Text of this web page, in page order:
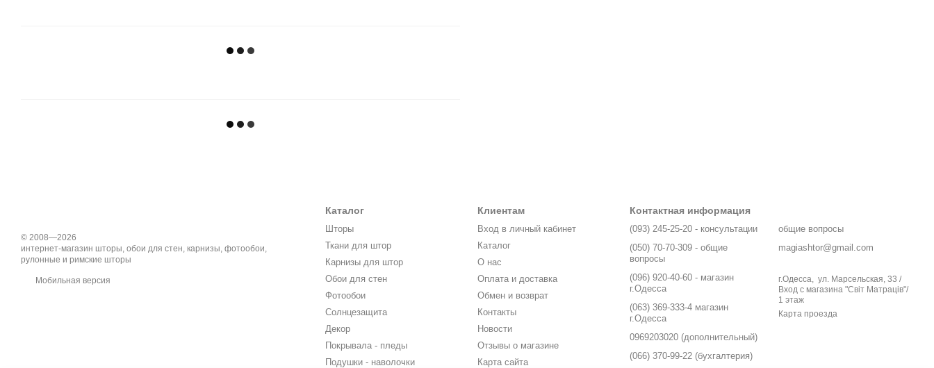
© 2008—2026
интернет-магазин шторы, обои для стен, карнизы, фотообои,
рулонные и римские шторы
Мобильная версия
Каталог
Шторы
Ткани для штор
Карнизы для штор
Обои для стен
Фотообои
Солнцезащита
Декор
Покрывала - пледы
Подушки - наволочки
Клиентам
Вход в личный кабинет
Каталог
О нас
Оплата и доставка
Обмен и возврат
Контакты
Новости
Отзывы о магазине
Карта сайта
Контактная информация
(093) 245-25-20 - консультации
(050) 70-70-309 - общие
вопросы
(096) 920-40-60 - магазин
г.Одесса
(063) 369-333-4 магазин
г.Одесса
0969203020 (дополнительный)
(066) 370-99-22 (бухгалтерия)
общие вопросы
magiashtor@gmail.com
г.Одесса, ул. Марсельская, 33 /
Вход с магазина "Світ Матраців"/
1 этаж
Карта проезда